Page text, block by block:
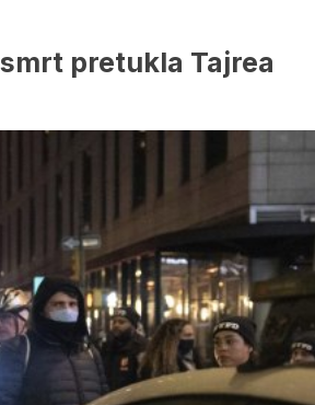
pretukla Tajrea